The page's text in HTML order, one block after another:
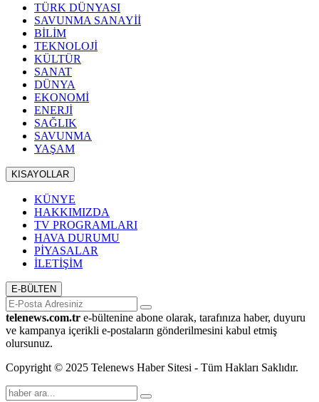
TÜRK DÜNYASI
SAVUNMA SANAYİİ
BİLİM
TEKNOLOJİ
KÜLTÜR
SANAT
DÜNYA
EKONOMİ
ENERJİ
SAĞLIK
SAVUNMA
YAŞAM
KISAYOLLAR
KÜNYE
HAKKIMIZDA
TV PROGRAMLARI
HAVA DURUMU
PİYASALAR
İLETİŞİM
E-BÜLTEN
telenews.com.tr e-bültenine abone olarak, tarafınıza haber, duyuru
ve kampanya içerikli e-postaların gönderilmesini kabul etmiş
olursunuz.
Copyright © 2025 Telenews Haber Sitesi - Tüm Hakları Saklıdır.